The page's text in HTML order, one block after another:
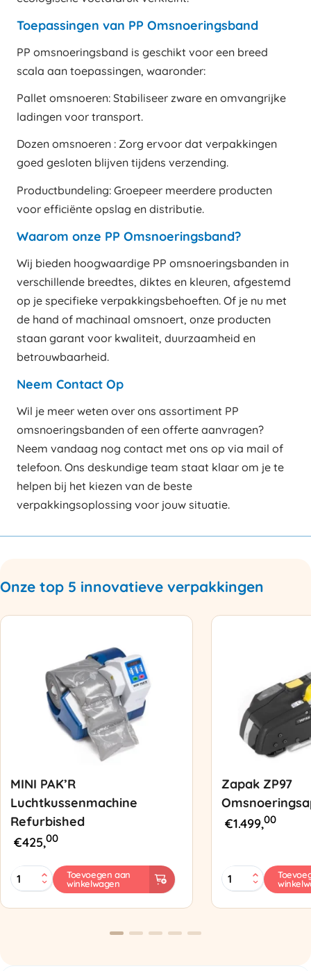
Toepassingen van PP Omsnoeringsband
PP omsnoeringsband is geschikt voor een breed
scala aan toepassingen, waaronder:
Pallet omsnoeren: Stabiliseer zware en omvangrijke
ladingen voor transport.
Dozen omsnoeren : Zorg ervoor dat verpakkingen
goed gesloten blijven tijdens verzending.
Productbundeling: Groepeer meerdere producten
voor efficiënte opslag en distributie.
Waarom onze PP Omsnoeringsband?
Wij bieden hoogwaardige PP omsnoeringsbanden in
verschillende breedtes, diktes en kleuren, afgestemd
op je specifieke verpakkingsbehoeften. Of je nu met
de hand of machinaal omsnoert, onze producten
staan garant voor kwaliteit, duurzaamheid en
betrouwbaarheid.
Neem Contact Op
Wil je meer weten over ons assortiment PP
omsnoeringsbanden of een offerte aanvragen?
Neem vandaag nog contact met ons op via mail of
telefoon. Ons deskundige team staat klaar om je te
helpen bij het kiezen van de beste
verpakkingsoplossing voor jouw situatie.
Onze top 5 innovatieve verpakkingen
MINI PAK’R
Luchtkussenmachine
Refurbished
€425,00
MINI
PAK'R
Refurbished
Toevoegen aan
winkelwagen
Zapak ZP97
€1.499,00
Zapak
ZP97
aantal